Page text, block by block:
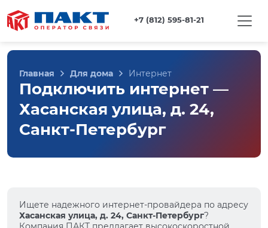
+7 (812) 595-81-21
Главная Для дома Интернет
Подключить интернет —
Хасанская улица, д. 24,
Санкт-Петербург
Ищете надежного интернет-провайдера по адресу
Хасанская улица, д. 24, Санкт-Петербург?